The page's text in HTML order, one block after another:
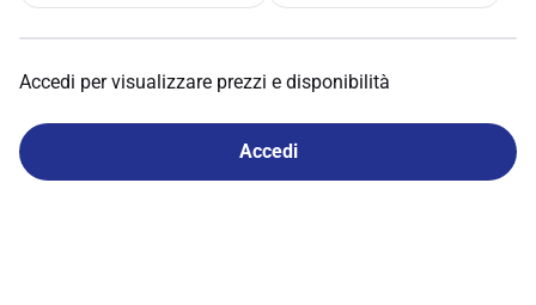
Accedi per visualizzare prezzi e disponibilità
Accedi